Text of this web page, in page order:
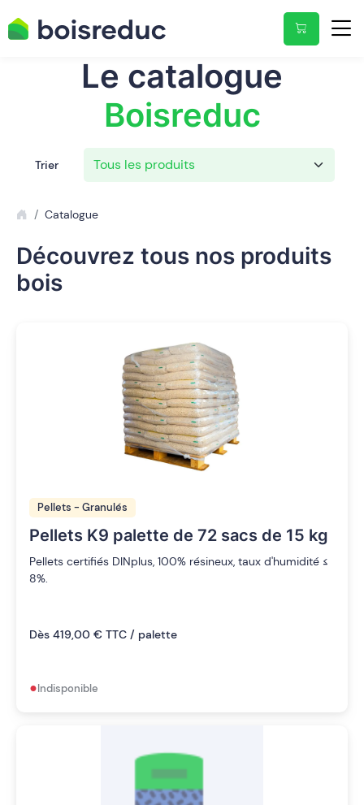
Le catalogue
Boisreduc
Trier
Catalogue
Découvrez tous nos produits
bois
Pellets - Granulés
Pellets K9 palette de 72 sacs de 15 kg
Pellets certifiés DINplus, 100% résineux, taux d'humidité ≤
8%.
Dès 419,00 € TTC / palette
•Indisponible